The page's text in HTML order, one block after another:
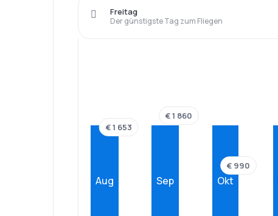
Der günstigste Tag zum Fliegen
Freitag
Aug
€ 1 653
Sep
€ 1 860
Okt
€ 990